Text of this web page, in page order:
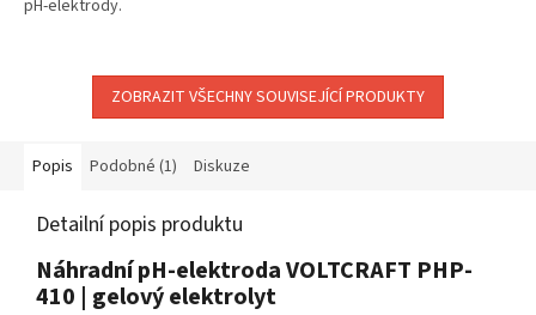
pH-elektrody.
ZOBRAZIT VŠECHNY SOUVISEJÍCÍ PRODUKTY
Popis Podobné (1) Diskuze
Detailní popis produktu
Náhradní pH-elektroda VOLTCRAFT PHP-
410 | gelový elektrolyt